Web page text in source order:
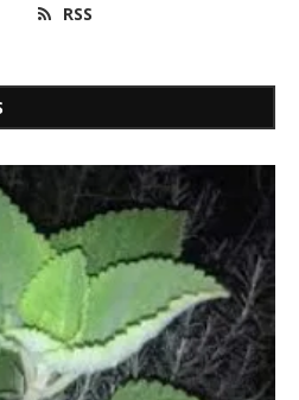
RSS